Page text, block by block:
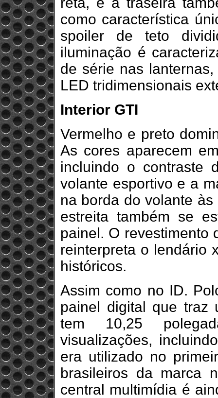
como característica
spoiler de teto
iluminação é
de série nas
LED tridimensionais
Interior GTI
Vermelho e preto
As cores aparecem
incluindo o contraste
volante esportivo e a
na borda do volante
estreita também se
painel. O revestimento
reinterpreta o lendário
históricos.
Assim como no ID.
painel digital que traz
tem 10,25
visualizações,
era utilizado no
brasileiros da marca
central multimídia é